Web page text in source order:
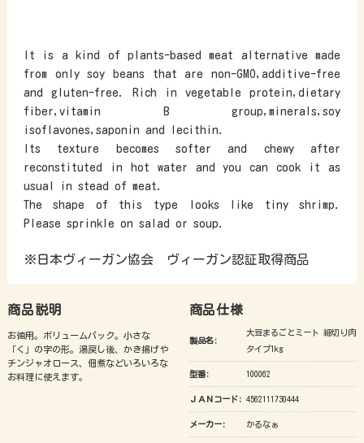
It is a kind of plants-based meat alternative made
from only soy beans that are non-GMO,additive-free
and gluten-free. Rich in vegetable protein,dietary
fiber,vitamin B group,minerals,soy
isoflavones,saponin and lecithin.
Its texture becomes softer and chewy after
reconstituted in hot water and you can cook it as
usual in stead of meat.
The shape of this type looks like tiny shrimp.
Please sprinkle on salad or soup.
※日本ヴィーガン協会 ヴィーガン認証取得商品
商品説明
お徳用。ボリュームパック。小さな
「く」の字の形。湯戻し後、かき揚げや
チンジャオロース、佃煮などいろいろな
お料理に使えます。
商品仕様
製品名:
大豆まるごとミート 細切り肉
タイプ1kg
型番: 100062
ＪＡＮコード: 4562111730444
メーカー: かるなぁ